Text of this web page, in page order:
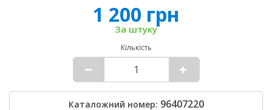
1 200 грн
За штуку
Кількість
Каталожний номер: 96407220